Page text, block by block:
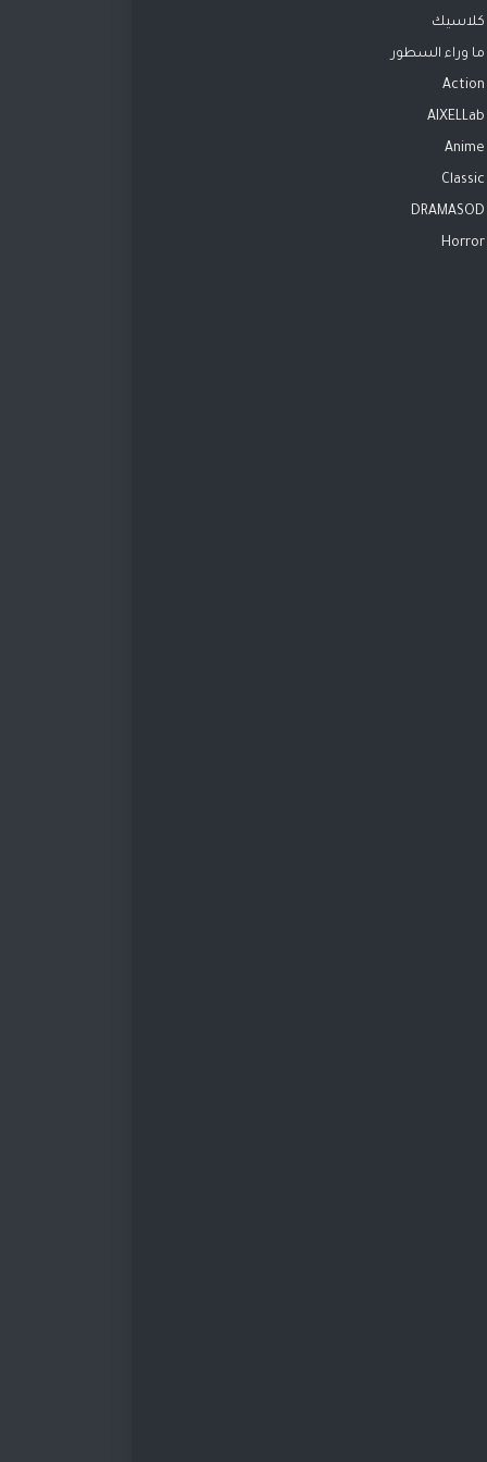
كلاسيك
ما وراء السطور
Action
AIXELLab
Anime
Classic
DRAMASOD
Horror